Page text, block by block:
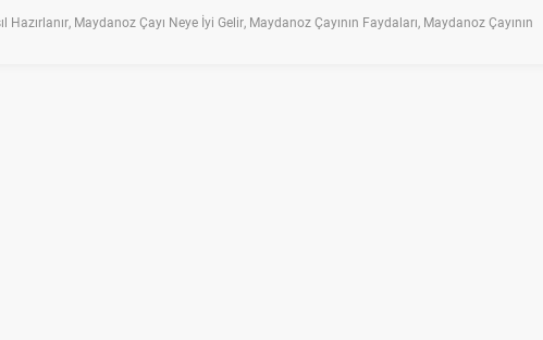
Hazırlanır, Maydanoz Çayı Neye İyi Gelir, Maydanoz Çayının Faydaları, Maydanoz Çayının